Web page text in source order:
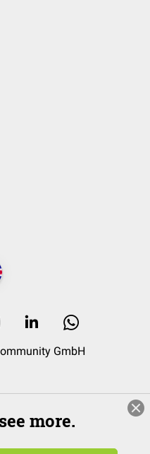
GmbH
more.